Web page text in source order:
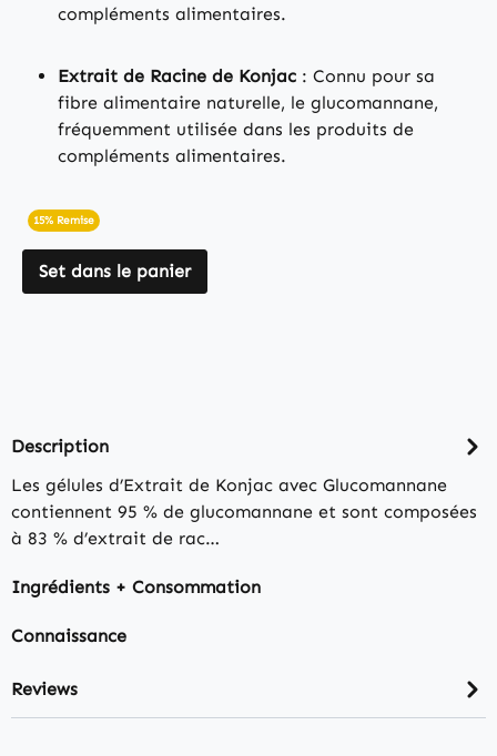
compléments alimentaires.
Extrait de Racine de Konjac : Connu pour sa
fibre alimentaire naturelle, le glucomannane,
fréquemment utilisée dans les produits de
compléments alimentaires.
15% Remise
Set dans le panier
Description
Les gélules d’Extrait de Konjac avec Glucomannane
contiennent 95 % de glucomannane et sont composées
à 83 % d’extrait de rac…
Ingrédients + Consommation
Connaissance
Reviews